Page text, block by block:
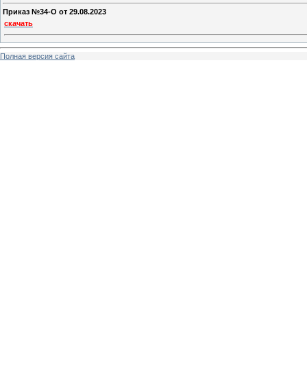
Приказ №34-O от 29.08.2023
скачать
Полная версия сайта